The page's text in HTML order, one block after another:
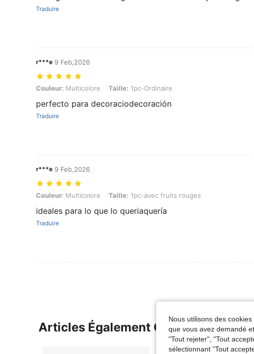
Traduire
r***e 9 Feb,2026
Couleur: Multicolore, Taille: 1pc-Ordinaire
Couleur: Multicolore Taille: 1pc-Ordinaire
perfecto para decoraciodecoración
Traduire
r***e 9 Feb,2026
Couleur: Multicolore, Taille: 1pc-avec fruits rouges
Couleur: Multicolore Taille: 1pc-avec fruits rouges
ideales para lo que lo queriaquería
Traduire
Articles Également Consultés
Nous utilisons des
que vous avez demandé
"Tout rejeter", "Tout
sélectionnant "Tout